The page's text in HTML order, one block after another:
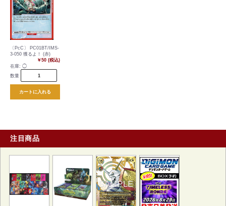
〔PcC〕 PC01BT/IMS-
3-050 獲るよ！ (赤)
￥50 (税込)
在庫: ◯
数量
カートに入れる
注目商品